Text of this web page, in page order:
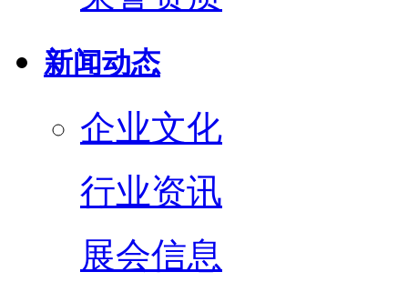
新闻动态
企业文化
行业资讯
展会信息